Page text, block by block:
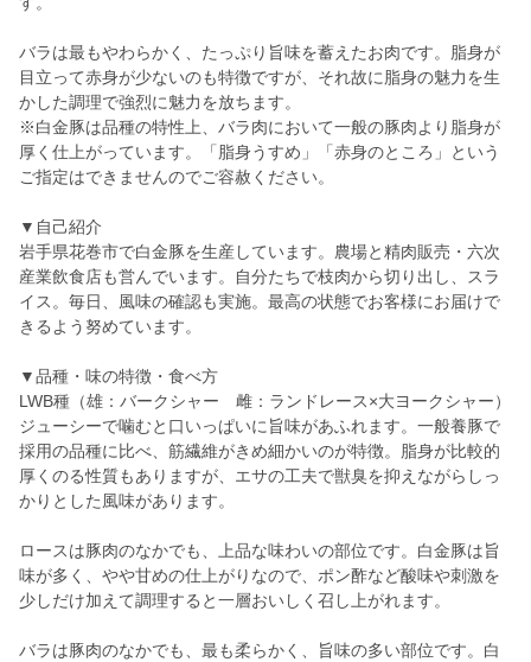
バラは最もやわらかく、たっぷり旨味を蓄えたお肉です。脂身が
目立って赤身が少ないのも特徴ですが、それ故に脂身の魅力を生
かした調理で強烈に魅力を放ちます。
※白金豚は品種の特性上、バラ肉において一般の豚肉より脂身が
厚く仕上がっています。「脂身うすめ」「赤身のところ」という
ご指定はできませんのでご容赦ください。
▼自己紹介
岩手県花巻市で白金豚を生産しています。農場と精肉販売・六次
産業飲食店も営んでいます。自分たちで枝肉から切り出し、スラ
イス。毎日、風味の確認も実施。最高の状態でお客様にお届けで
きるよう努めています。
▼品種・味の特徴・食べ方
LWB種（雄：バークシャー 雌：ランドレース×大ヨークシャー）
ジューシーで噛むと口いっぱいに旨味があふれます。一般養豚で
採用の品種に比べ、筋繊維がきめ細かいのが特徴。脂身が比較的
厚くのる性質もありますが、エサの工夫で獣臭を抑えながらしっ
かりとした風味があります。
ロースは豚肉のなかでも、上品な味わいの部位です。白金豚は旨
味が多く、やや甘めの仕上がりなので、ポン酢など酸味や刺激を
少しだけ加えて調理すると一層おいしく召し上がれます。
バラは豚肉のなかでも、最も柔らかく、旨味の多い部位です。白